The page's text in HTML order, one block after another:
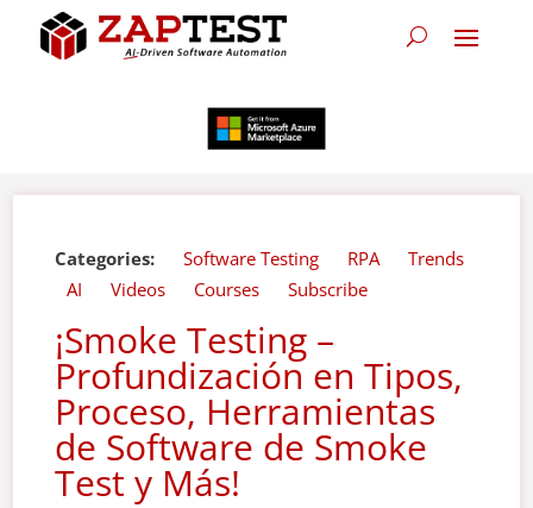
Categories: Software Testing RPA
Trends
AI
Videos Courses Subscribe
¡Smoke Testing –
Profundización en Tipos,
Proceso, Herramientas
de Software de Smoke
Test y Más!